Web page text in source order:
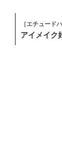
［エチュード
アイメイク